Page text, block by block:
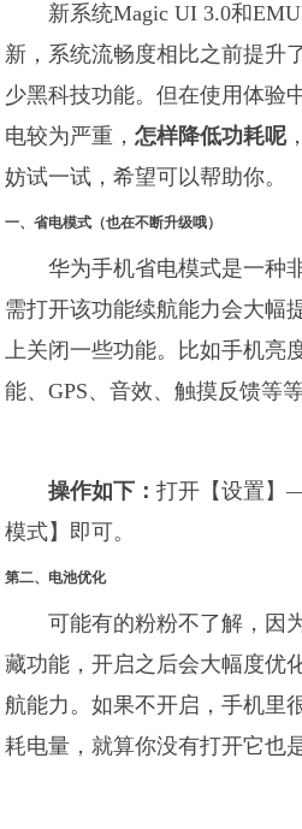
新系统Magic UI 3.0和
新，系统流畅度相比之前提升
少黑科技功能。但在使用体验
电较为严重，怎样降低功耗呢
妨试一试，希望可以帮助你。
一、省电模式（也在不断升级哦）
华为手机省电模式是一种
需打开该功能续航能力会大幅
上关闭一些功能。比如手机亮
能、GPS、音效、触摸反馈等等
操作如下：打开【设置
模式】即可。
第二、电池优化
可能有的粉粉不了解，因
藏功能，开启之后会大幅度优
航能力。如果不开启，手机里
耗电量，就算你没有打开它也是